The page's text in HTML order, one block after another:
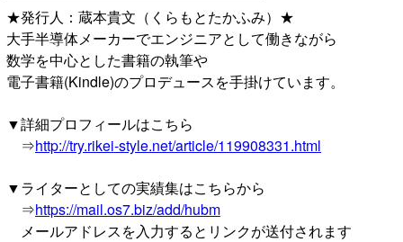
★発行人：蔵本貴文（くらもとたかふみ）★
大手半導体メーカーでエンジニアとして働きながら
数学を中心とした書籍の執筆や
電子書籍(Kindle)のプロデュースを手掛けています。
▼詳細プロフィールはこちら
⇒http://try.rikei-style.net/article/119908331.html
▼ライターとしての実績集はこちらから
⇒https://mail.os7.biz/add/hubm
メールアドレスを入力するとリンクが送付されます